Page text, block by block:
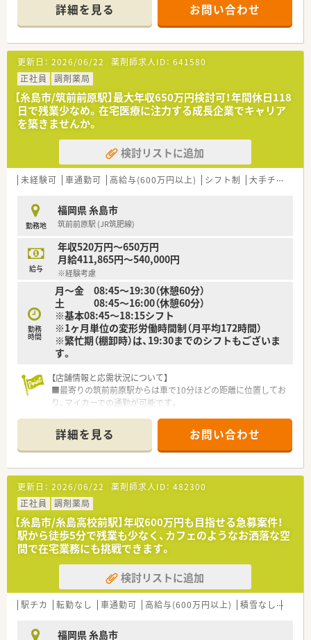
＜薬剤部の紹介＞
■現在、薬剤師の人数は3名在籍されております。
■院内処方となり、外来業務と入院患者様の調剤業務がメインと
なります。
■外来患者数は、1日30名程度ですが、多い時は50名程度でござ
います。
■科目の割合としては、精神科7割、内科3割となります。
■紙カルテとなりますが、今後電子に移行予定でございます。
＜労務環境・待遇＞
■残業はほぼ発生致しません。
■休日は、週休2日制となり、17時台終業となります。
■病院からJR筑前前原駅間まで送迎バスもございます。
■単身寮もあり、月14,500円でご利用可能です。
詳細を見る お問い合わせ
更新日： 2026/06/22 薬剤師求人ID： 641580
正社員
調剤薬局
【糸島市/筑前前原駅】最大年収650万円検討可！年間休日118
日で残業少なめ。在宅医療に注力する成長企業でキャリア
を築きませんか。
検討リストに追加
未経験可 車通勤可 高給与(600万円以上) シフト制 大手チェーン以外
勤務地
福岡県 糸島市
筑前前原駅 (JR筑肥線)
給与
年収520万円～650万円
月給411,865円～540,000円
※経験考慮
勤務
時間
月～金 08:45～19:30（休憩60分）
土 08:45～16:00（休憩60分）
※基本08:45～18:15シフト
※1ヶ月単位の変形労働時間制（月平均172時間）
※繁忙期（棚卸時）は、19:30までのシフトもございま
す。
【店舗情報と応需状況について】
■最寄りの筑前前原駅からは車で10分ほどの距離に位置してお
り、マイカーでの通勤が可能です。
在宅医療も合わせて対応しています。
■1日の処方箋枚数は在宅を含めて約60枚程度で、現在は常勤薬
剤師3名体制で業務を行っています。
【募集背景と求める人物像について】
■福岡エリアへの転居を伴う若手の薬剤師の方や、これから在宅
業務に挑戦したい方を歓迎しています。
■近隣での新規出店計画や事業拡大に伴い、将来的に組織の中核
として活躍できる方を求めています。
■変化を恐れずに新しいことに挑戦できる方や、チームワークを
大切にしながら働ける方がマッチします。
【想定されるキャリアイメージ】
■店舗管理者へのキャリアアップはもちろん、エリアマネージャ
ーなどへの昇格も目指せる環境です。
ジョブチェンジも相談が可能となります。
詳細を見る お問い合わせ
更新日： 2026/06/22 薬剤師求人ID： 482300
正社員
調剤薬局
【糸島市/糸島高校前駅】年収600万円も目指せる急募案件！
駅から徒歩5分で残業も少なく、カフェのようなお洒落な空
間で在宅業務にも挑戦できます。
検討リストに追加
駅チカ 転勤なし 車通勤可 高給与(600万円以上) 積雪なし
福岡県 糸島市